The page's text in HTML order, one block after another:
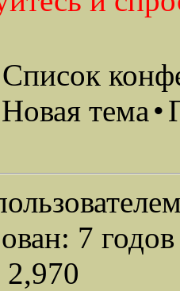
Список
Новая тема•
7